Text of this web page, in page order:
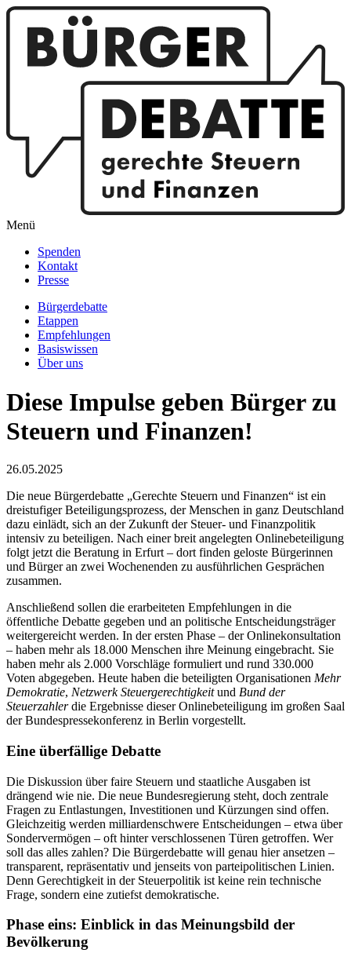
Menü
Spenden
Kontakt
Presse
Bürgerdebatte
Etappen
Empfehlungen
Basiswissen
Über uns
Diese Impulse geben Bürger zu
Steuern und Finanzen!
26.05.2025
Die neue Bürgerdebatte „Gerechte Steuern und Finanzen“ ist ein
dreistufiger Beteiligungsprozess, der Menschen in ganz Deutschland
dazu einlädt, sich an der Zukunft der Steuer- und Finanzpolitik
intensiv zu beteiligen. Nach einer breit angelegten Onlinebeteiligung
folgt jetzt die Beratung in Erfurt – dort finden geloste Bürgerinnen
und Bürger an zwei Wochenenden zu ausführlichen Gesprächen
zusammen.
Anschließend sollen die erarbeiteten Empfehlungen in die
öffentliche Debatte gegeben und an politische Entscheidungsträger
weitergereicht werden. In der ersten Phase – der Onlinekonsultation
– haben mehr als 18.000 Menschen ihre Meinung eingebracht. Sie
haben mehr als 2.000 Vorschläge formuliert und rund 330.000
Voten abgegeben. Heute haben die beteiligten Organisationen Mehr
Demokratie, Netzwerk Steuergerechtigkeitund Bund der
Steuerzahlerdie Ergebnisse dieser Onlinebeteiligung im großen Saal
der Bundespressekonferenz in Berlin vorgestellt.
Eine überfällige Debatte
Die Diskussion über faire Steuern und staatliche Ausgaben ist
drängend wie nie. Die neue Bundesregierung steht, doch zentrale
Fragen zu Entlastungen, Investitionen und Kürzungen sind offen.
Gleichzeitig werden milliardenschwere Entscheidungen – etwa über
Sondervermögen – oft hinter verschlossenen Türen getroffen. Wer
soll das alles zahlen? Die Bürgerdebatte will genau hier ansetzen –
transparent, repräsentativ und jenseits von parteipolitischen Linien.
Denn Gerechtigkeit in der Steuerpolitik ist keine rein technische
Frage, sondern eine zutiefst demokratische.
Phase eins: Einblick in das Meinungsbild der
Bevölkerung